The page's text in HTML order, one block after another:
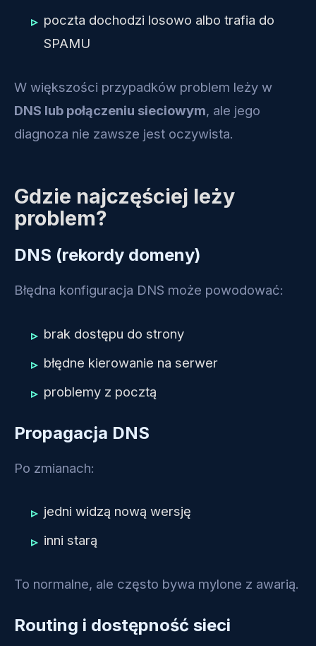
poczta dochodzi losowo albo trafia do
SPAMU
W większości przypadków problem leży w
DNS lub połączeniu sieciowym, ale jego
diagnoza nie zawsze jest oczywista.
Gdzie najczęściej leży
problem?
DNS (rekordy domeny)
Błędna konfiguracja DNS może powodować:
brak dostępu do strony
błędne kierowanie na serwer
problemy z pocztą
Propagacja DNS
Po zmianach:
jedni widzą nową wersję
inni starą
To normalne, ale często bywa mylone z awarią.
Routing i dostępność sieci